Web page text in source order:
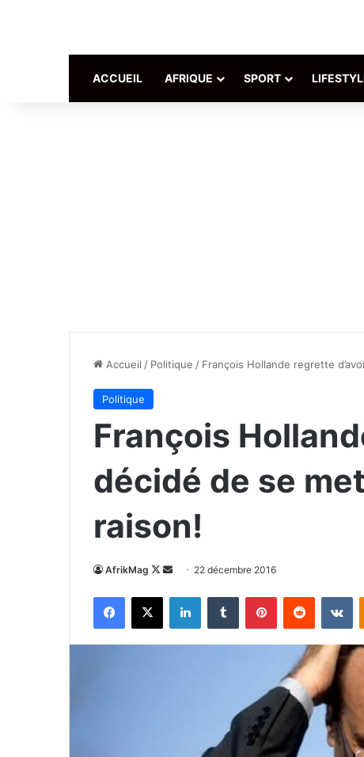
ACCUEIL AFRIQUE SPORT
Accueil / Politique / François Hollande regrette
Politique
François
décidé de se
raison!
AfrikMag
Follow
Envoyer
courriel
22 décembre 2016
Facebook
X LinkedinTumblr PinterestReddit